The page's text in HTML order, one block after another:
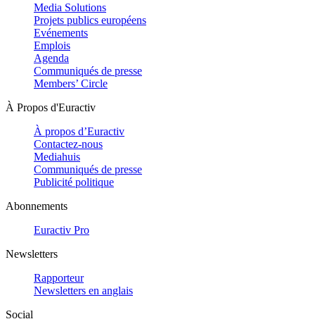
Media Solutions
Projets publics européens
Evénements
Emplois
Agenda
Communiqués de presse
Members’ Circle
À Propos d'Euractiv
À propos d’Euractiv
Contactez-nous
Mediahuis
Communiqués de presse
Publicité politique
Abonnements
Euractiv Pro
Newsletters
Rapporteur
Newsletters en anglais
Social